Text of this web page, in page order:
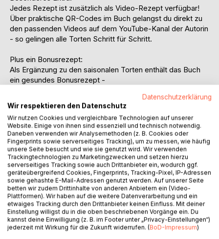
Jedes Rezept ist zusätzlich als Video-Rezept verfügbar!
Über praktische QR-Codes im Buch gelangst du direkt zu
den passenden Videos auf dem YouTube-Kanal der Autorin
- so gelingen alle Torten Schritt für Schritt.
Plus ein Bonusrezept:
Als Ergänzung zu den saisonalen Torten enthält das Buch
ein gesundes Bonusrezept -
Ernährung verbinden möchten.
Was dich erwartet:
12 saisonale Tortendesigns - von frühlingshaft frisch bis
winterlich festlich
+1 gesundes Bonusrezept als Alternative
Ein Grundteig, unzählige Möglichkeiten
Kreative Deko- und Serviertipps für jede Jahreszeit
Liebevoll gestaltete Seiten im großzügigen Format
Datenschutzerklärung
Wir respektieren den Datenschutz
Wir nutzen Cookies und vergleichbare Technologien auf unserer
Website. Einige von ihnen sind essenziell und technisch notwendig.
Daneben verwenden wir Analysemethoden (z. B. Cookies oder
Fingerprints sowie serverseitiges Tracking), um zu messen, wie häufig
unsere Seite besucht und wie sie genutzt wird. Wir verwenden
Trackingtechnologien zu Marketingzwecken und setzen hierzu
serverseitiges Tracking sowie auch Drittanbieter ein, wodurch ggf.
geräteübergreifend Cookies, Fingerprints, Tracking-Pixel, IP-Adressen
sowie gehashte E-Mail-Adressen genutzt werden. Auf unserer Seite
betten wir zudem Drittinhalte von anderen Anbietern ein (Video-
Plattformen). Wir haben auf die weitere Datenverarbeitung und ein
etwaiges Tracking durch den Drittanbieter keinen Einfluss. Mit deiner
Einstellung willigst du in die oben beschriebenen Vorgänge ein. Du
kannst deine Einwilligung (z. B. im Footer unter „Privacy-Einstellungen“)
jederzeit mit Wirkung für die Zukunft widerrufen. (BoD-Impressum)